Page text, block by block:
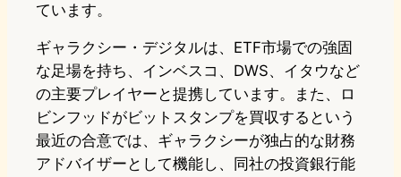
ています。
ギャラクシー・デジタルは、ETF市場での強固
な足場を持ち、インベスコ、DWS、イタウなど
の主要プレイヤーと提携しています。また、ロ
ビンフッドがビットスタンプを買収するという
最近の合意では、ギャラクシーが独占的な財務
アドバイザーとして機能し、同社の投資銀行能